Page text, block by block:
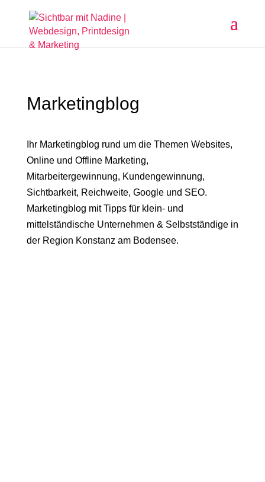
Marketingblog
Ihr Marketingblog rund um die Themen Websites,
Online und Offline Marketing,
Mitarbeitergewinnung, Kundengewinnung,
Sichtbarkeit, Reichweite, Google und SEO.
Marketingblog mit Tipps für klein- und
mittelständische Unternehmen & Selbstständige in
der Region Konstanz am Bodensee.